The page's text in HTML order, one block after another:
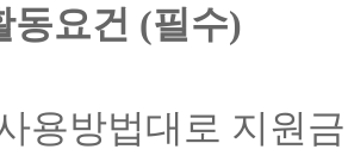
동요건 (필수)
용방법대로 지원